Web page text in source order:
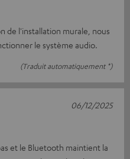
de l'installation murale, nous
le système audio.
(Traduit automatiquement *)
et le Bluetooth maintient la
06/12/2025